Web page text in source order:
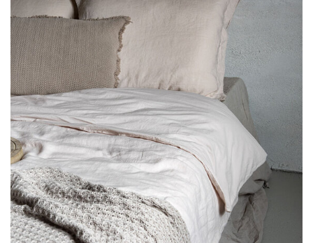
Sale
Bath
Sale
Living
Sale
Mijn
Account